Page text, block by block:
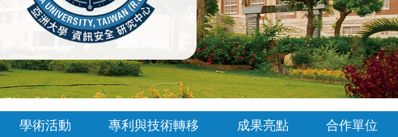
學術活動 專利與技術轉移 成果亮點 合作單位